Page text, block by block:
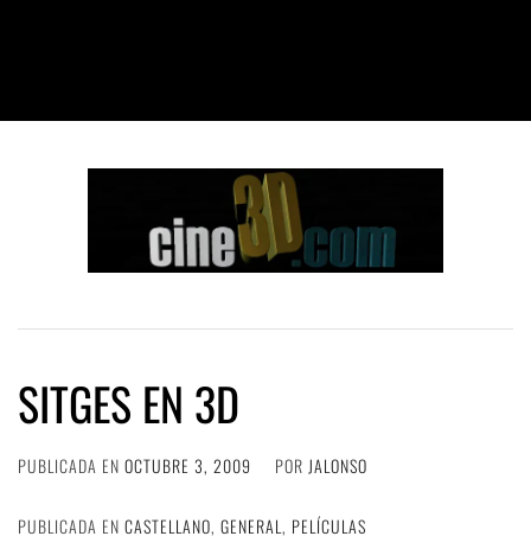
SITGES EN 3D
PUBLICADA EN OCTUBRE 3, 2009 POR JALONSO
PUBLICADA EN CASTELLANO, GENERAL, PELÍCULAS